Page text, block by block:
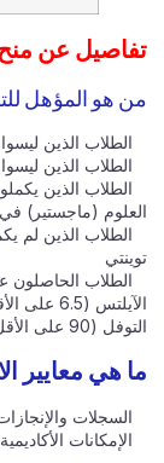
تفاصيل عن منح
من هو المؤهل
الطلاب الذين
الطلاب الذين
الطلاب الذين
العلوم (ماجستير)
الطلاب الذين لم
توينتي
الطلاب الحاصلون
التوفل (90 على الأقل مع 20 على الأقل في مهارات التحدث)
ما هي معايير
السجلات والإنجازات
الإمكانات